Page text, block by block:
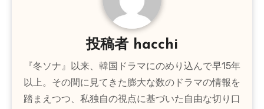
ン
投稿者 hacchi
『冬ソナ』以来、韓国ドラマにのめり込んで早15年
以上。その間に見てきた膨大な数のドラマの情報を
踏まえつつ、私独自の視点に基づいた自由な切り口